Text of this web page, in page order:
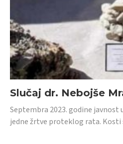
Slučaj dr. Nebojše
Septembra 2023. godine
jedne žrtve proteklog rata.